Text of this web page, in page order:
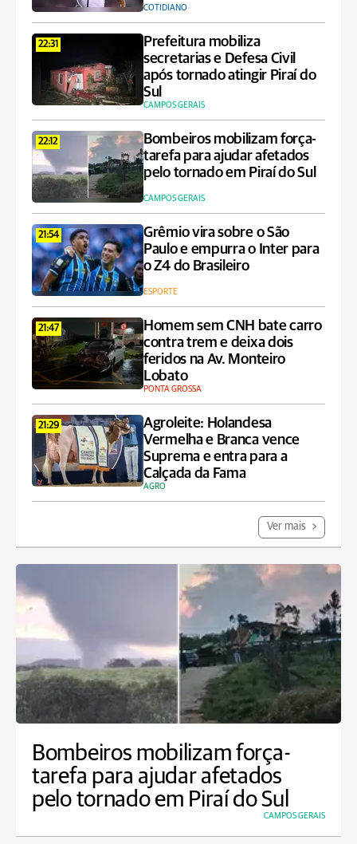
COTIDIANO
22:31
Prefeitura mobiliza
secretarias e Defesa Civil
após tornado atingir Piraí do
Sul
CAMPOS GERAIS
22:12
Bombeiros mobilizam força-
tarefa para ajudar afetados
pelo tornado em Piraí do Sul
CAMPOS GERAIS
21:54
Grêmio vira sobre o São
Paulo e empurra o Inter para
o Z4 do Brasileiro
ESPORTE
21:47
Homem sem CNH bate carro
contra trem e deixa dois
feridos na Av. Monteiro
Lobato
PONTA GROSSA
21:29
Agroleite: Holandesa
Vermelha e Branca vence
Suprema e entra para a
Calçada da Fama
AGRO
Ver mais
Bombeiros mobilizam força-
tarefa para ajudar afetados
pelo tornado em Piraí do Sul
CAMPOS GERAIS